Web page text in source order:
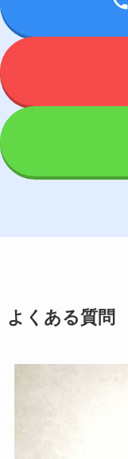
よくある質問